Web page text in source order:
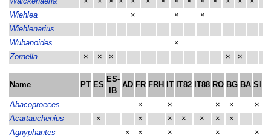
Wiehlea
× ×
×
Wiehlenarius
Wubanoides
×
Zornella
× × × × ×
Name PT ES
ES-
IB
AD FR FRH IT IT82 IT88 RO BG BA SI
Abacoproeces × × × × ×
Acartauchenius
× × × × × ×
×
Agnyphantes
× × × ×
×